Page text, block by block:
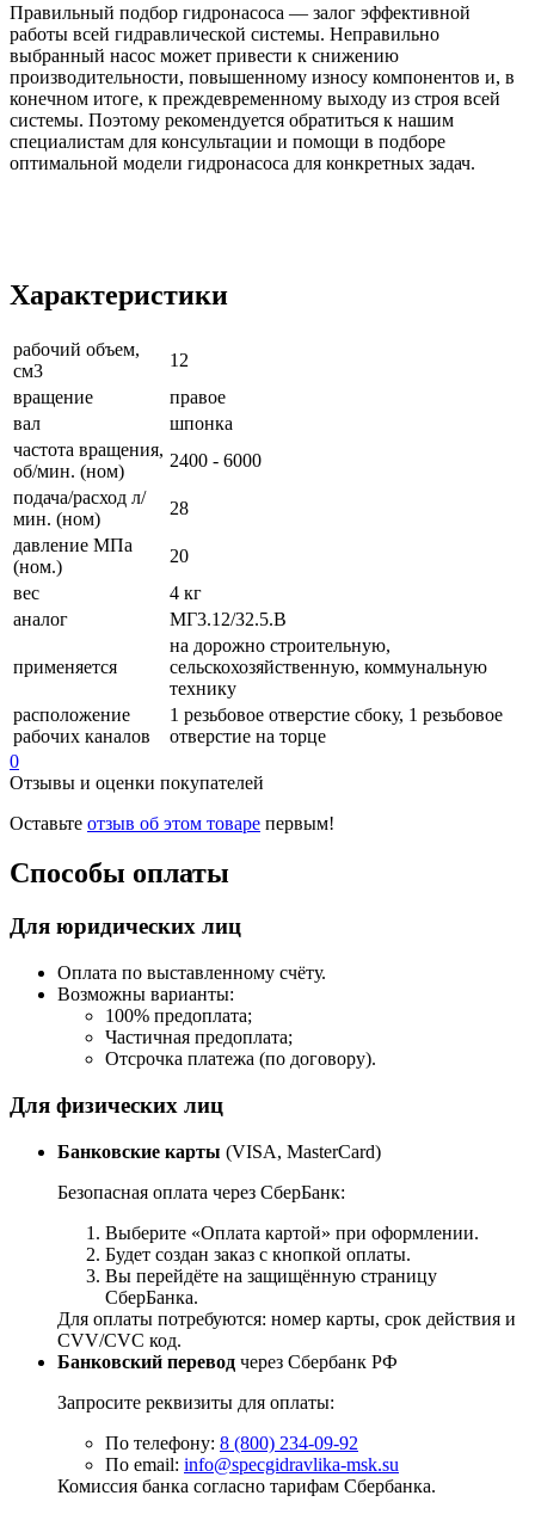
Правильный подбор гидронасоса — залог эффективной
работы всей гидравлической системы. Неправильно
выбранный насос может привести к снижению
производительности, повышенному износу компонентов и, в
конечном итоге, к преждевременному выходу из строя всей
системы. Поэтому рекомендуется обратиться к нашим
специалистам для консультации и помощи в подборе
оптимальной модели гидронасоса для конкретных задач.
Характеристики
рабочий объем,
см3
12
вращение
правое
вал
шпонка
частота вращения,
об/мин. (ном)
2400 - 6000
подача/расход л/
мин. (ном)
28
давление МПа
(ном.)
20
вес
4 кг
аналог
МГ3.12/32.5.В
применяется
на дорожно строительную,
сельскохозяйственную, коммунальную
технику
расположение
рабочих каналов
1 резьбовое отверстие сбоку, 1 резьбовое
отверстие на торце
0
Отзывы и оценки покупателей
Оставьте отзыв об этом товаре первым!
Способы оплаты
Для юридических лиц
Оплата по выставленному счёту.
Возможны варианты:
100% предоплата;
Частичная предоплата;
Отсрочка платежа (по договору).
Для физических лиц
Банковские карты (VISA, MasterCard)
Безопасная оплата через СберБанк:
Выберите «Оплата картой» при оформлении.
Будет создан заказ с кнопкой оплаты.
Вы перейдёте на защищённую страницу
СберБанка.
Для оплаты потребуются: номер карты, срок действия и
CVV/CVC код.
Банковский перевод через Сбербанк РФ
Запросите реквизиты для оплаты:
По телефону: 8 (800) 234-09-92
По email: info@specgidravlika-msk.su
Комиссия банка согласно тарифам Сбербанка.